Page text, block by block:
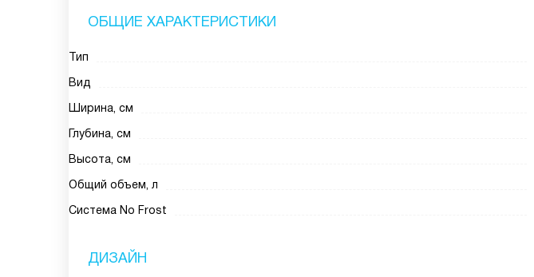
ОБЩИЕ ХАРАКТЕРИСТИКИ
Тип
Вид
Ширина, см
Глубина, см
Высота, см
Общий объем, л
Система No Frost
ДИЗАЙН